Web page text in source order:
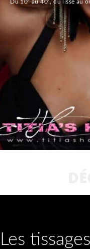
Du 10′ au 40′, du lisse au
Les